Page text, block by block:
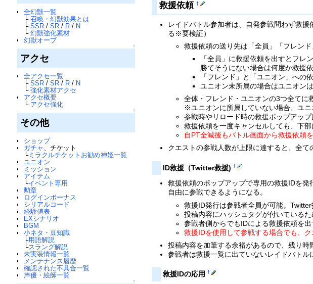
全幻獣一覧
├ 召喚・幻獣効果とは
├ SSR/ SR/ R/ N
└ 幻獣強化素材
幻獣オーブ
↑
アクセ
全アクセ一覧
├ SSR/ SR/ R/ N
└ 強化素材アクセ
アクセ概要
└ アクセ強化
↑
その他
ショップ
ガチャ
、チケット
└ミラクルチケットお勧め神姫一覧
ユニオン
ミッション
アイテム
└イベント専用
勲章
ログインボーナス
シリアルコード
経験値表
EXシナリオ
BGM
小ネタ・豆知識
├用語解説
└スラング解説
未実装情報一覧
メンテナンス履歴
確認された不具合一覧
声優・絵師一覧
↑
救援依頼†
レイドバトル参加者は、自発参戦問わず救
る※要検証）
救援依頼の送り先は「全員」「フレンド
「全員」に救援依頼を出すとフレ
勝てそうにない場合は何度か救援
「フレンド」と「ユニオン」への
ユニオン未所属の場合はユニオンは
全体・フレンド・ユニオンの3つ全てに
※ユニオンに所属していない場合、ユニ
参戦時やリロード時の救援ポップアッ
救援依頼を一度キャンセルしても、下
自PT全滅後もバトル画面から救援依頼
クエストの参戦人数が上限に達すると、全て
ID救援（Twitter救援)†
救援依頼のポップアップで専用の救援IDを
自由に参戦できるようになる。
救援ID発行は参戦者全員が可能。
投稿内容にハッシュタグが付いているた
参戦者側からでもIDによる救援依頼を
救援IDを使用して参戦する場合でも、
投稿内容を加筆する余裕があるので、残り時
参戦者は救援一覧に出ていないレイドバトル
救援IDの応用†